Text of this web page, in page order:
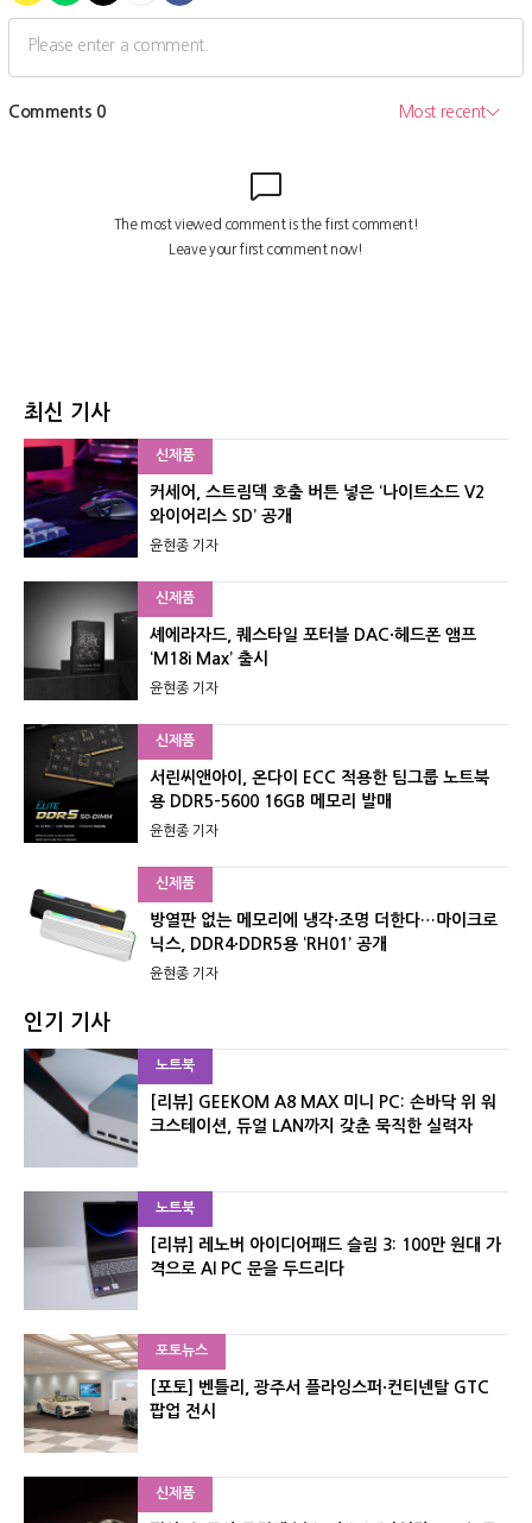
최신 기사
신제품
커세어, 스트림덱 호출 버튼 넣은 ‘나이트소드 V2
와이어리스 SD’ 공개
윤현종 기자
신제품
셰에라자드, 퀘스타일 포터블 DAC·헤드폰 앰프
‘M18i Max’ 출시
윤현종 기자
신제품
서린씨앤아이, 온다이 ECC 적용한 팀그룹 노트북
용 DDR5-5600 16GB 메모리 발매
윤현종 기자
신제품
방열판 없는 메모리에 냉각·조명 더한다…마이크로
닉스, DDR4·DDR5용 ‘RH01’ 공개
윤현종 기자
인기 기사
노트북
[리뷰] GEEKOM A8 MAX 미니 PC: 손바닥 위 워
크스테이션, 듀얼 LAN까지 갖춘 묵직한 실력자
노트북
[리뷰] 레노버 아이디어패드 슬림 3: 100만 원대 가
격으로 AI PC 문을 두드리다
포토뉴스
[포토] 벤틀리, 광주서 플라잉스퍼·컨티넨탈 GTC
팝업 전시
신제품